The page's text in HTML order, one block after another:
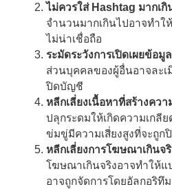
ไม่ควรใส่ Hashtag มากเกิ
จำนวนมากเกินไปอาจทำ
ไม่น่าเชื่อถือ
ระมัดระวังการเปิดเผยข้อมู
ส่วนบุคคลของผู้อื่นอาจละเ
ปิดบัญชี
หลีกเลี่ยงเนื้อหาที่สร้างควา
ปลุกระดมให้เกิดความเกลี
ข่มขู่มีความเสี่ยงสูงที่จะถูก
หลีกเลี่ยงการโฆษณาเกินจริ
โฆษณาเกินจริงอาจทำให้แ
อาจถูกจัดการโดยอัลกอริทึม